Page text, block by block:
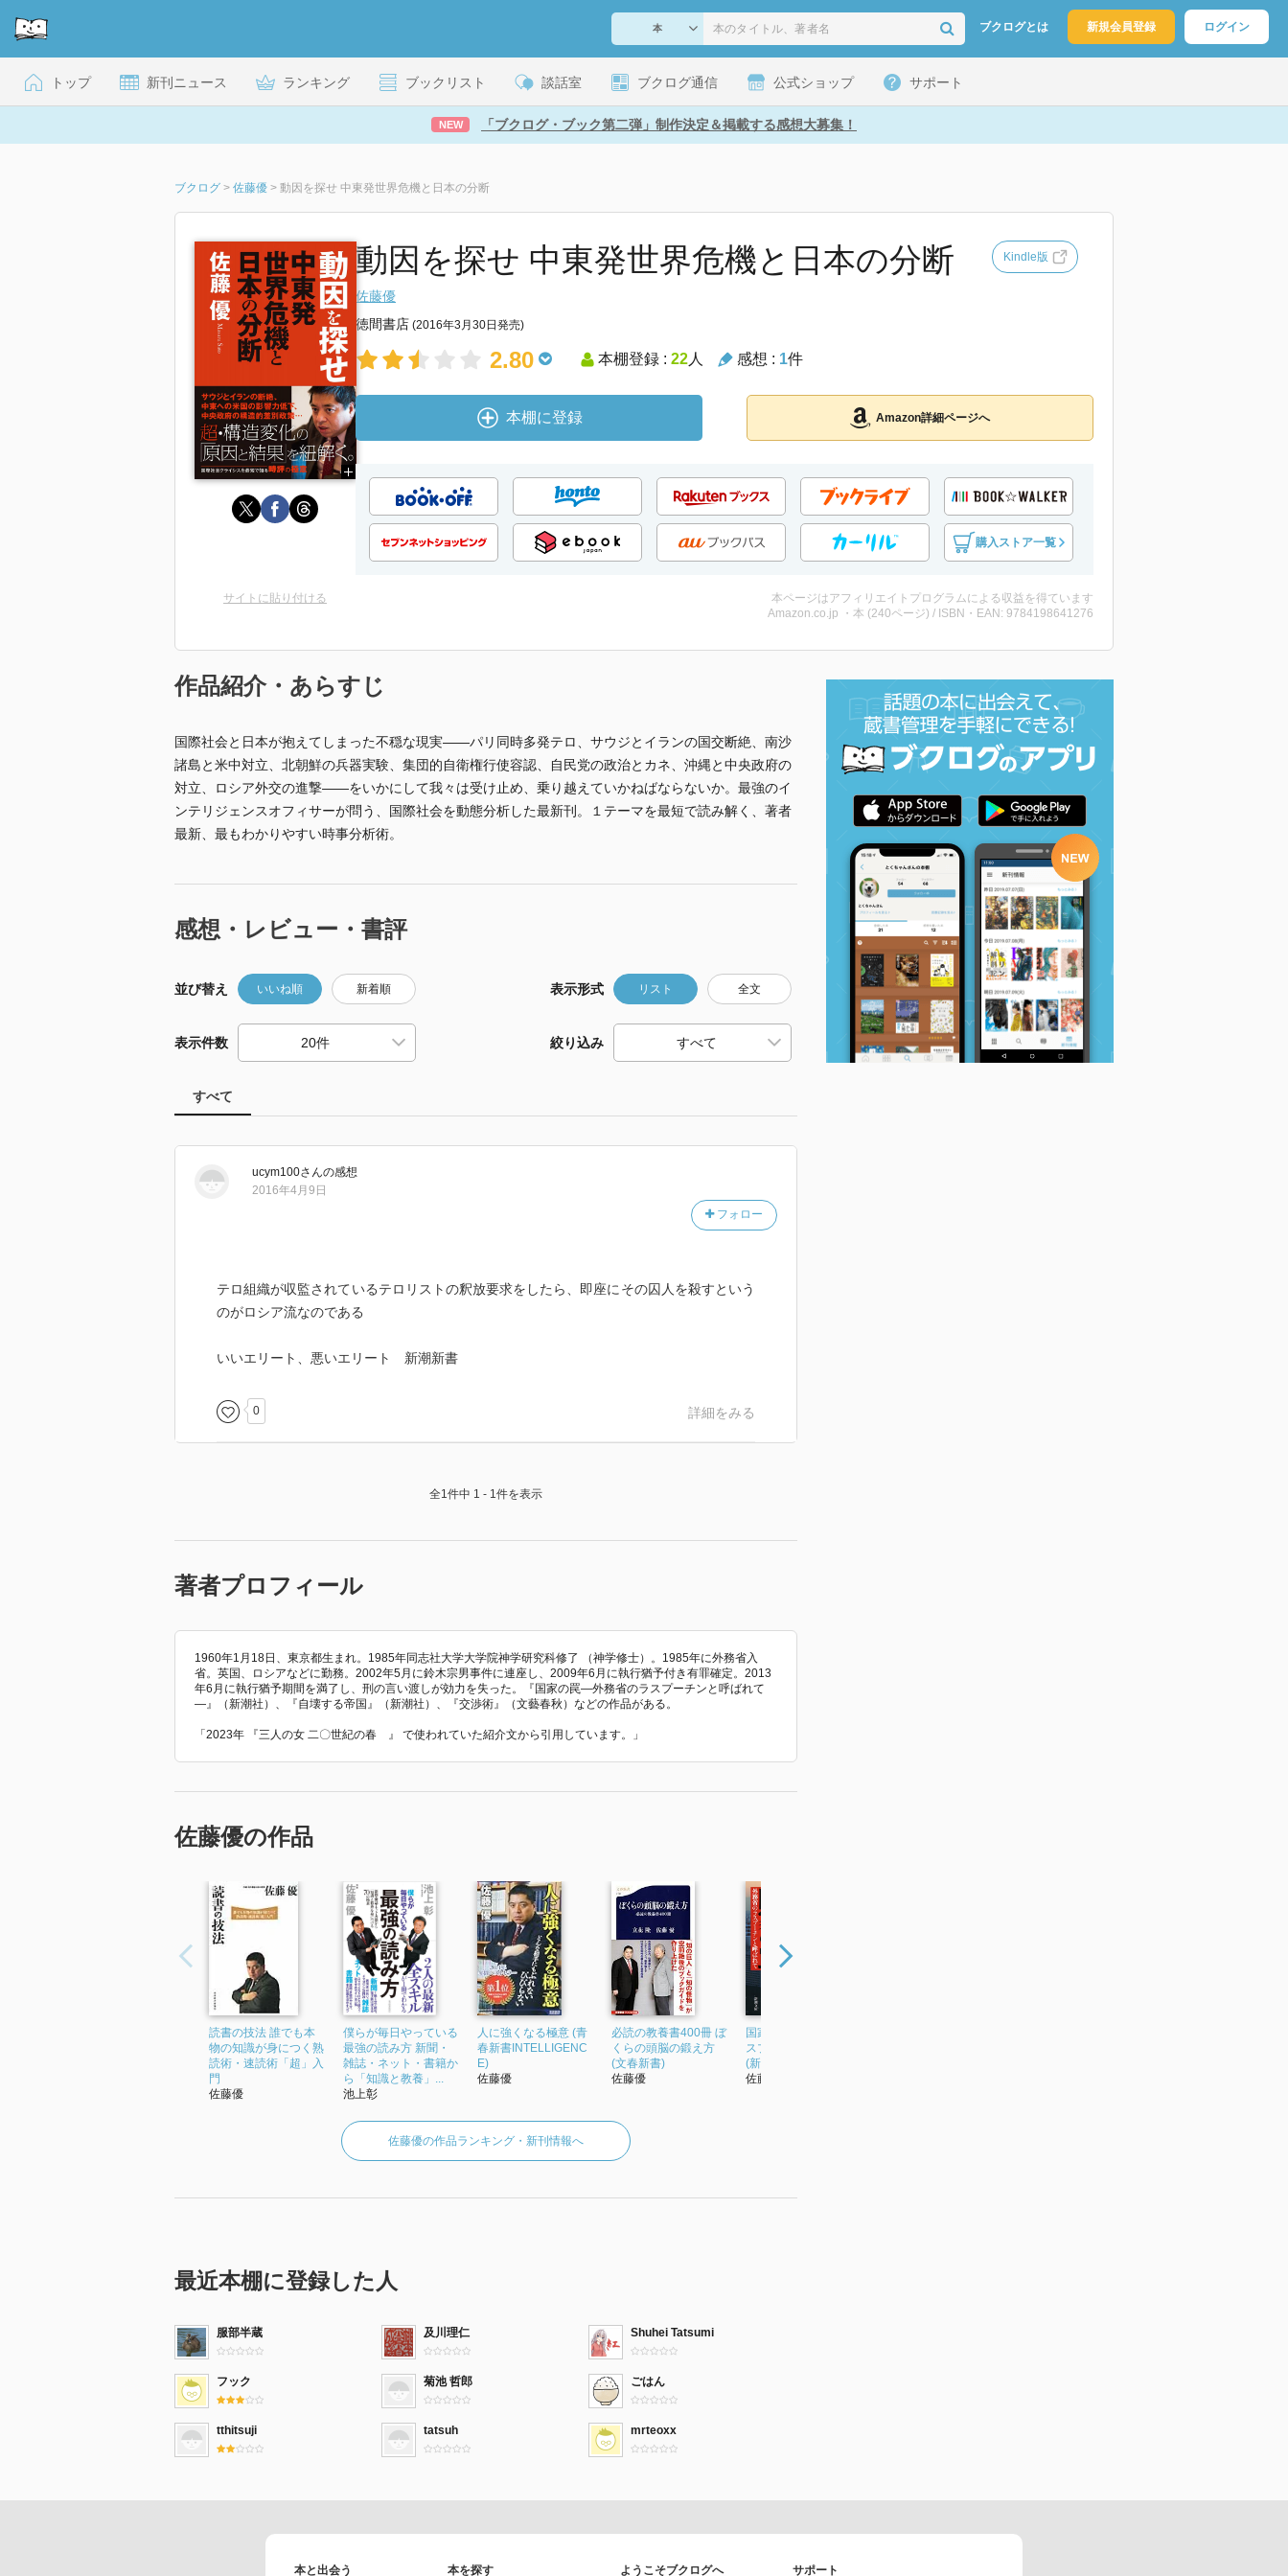
ブクログとは 新規会員登録 ログイン
トップ 新刊ニュース ランキング ブックリスト 談話室 ブクログ通信 公式ショップ サポート
NEW 「ブクログ・ブック第二弾」制作決定＆掲載する感想大募集！
ブクログ > 佐藤優 > 動因を探せ 中東発世界危機と日本の分断
動因を探せ 中東発世界危機と日本の分断 Kindle版
佐藤優
徳間書店 (2016年3月30日発売)
2.80 本棚登録 : 22人 感想 : 1件
本棚に登録 Amazon詳細ページへ
購入ストア一覧
サイトに貼り付ける
本ページはアフィリエイトプログラムによる収益を得ています
Amazon.co.jp ・本 (240ページ) / ISBN・EAN: 9784198641276
作品紹介・あらすじ
国際社会と日本が抱えてしまった不穏な現実――パリ同時多発テロ、サウジとイランの国交断絶、南沙
諸島と米中対立、北朝鮮の兵器実験、集団的自衛権行使容認、自民党の政治とカネ、沖縄と中央政府の
対立、ロシア外交の進撃――をいかにして我々は受け止め、乗り越えていかねばならないか。最強のイ
ンテリジェンスオフィサーが問う、国際社会を動態分析した最新刊。１テーマを最短で読み解く、著者
最新、最もわかりやすい時事分析術。
感想・レビュー・書評
並び替え いいね順 新着順 表示形式 リスト 全文
表示件数 絞り込み
すべて
ucym100さんの感想
フォロー
2016年4月9日
テロ組織が収監されているテロリストの釈放要求をしたら、即座にその囚人を殺すという
のがロシア流なのである
いいエリート、悪いエリート 新潮新書
0 詳細をみる
全1件中 1 - 1件を表示
著者プロフィール
1960年1月18日、東京都生まれ。1985年同志社大学大学院神学研究科修了 （神学修士）。1985年に外務省入
省。英国、ロシアなどに勤務。2002年5月に鈴木宗男事件に連座し、2009年6月に執行猶予付き有罪確定。2013
年6月に執行猶予期間を満了し、刑の言い渡しが効力を失った。『国家の罠―外務省のラスプーチンと呼ばれて
―』（新潮社）、『自壊する帝国』（新潮社）、『交渉術』（文藝春秋）などの作品がある。
「2023年 『三人の女 二〇世紀の春 』 で使われていた紹介文から引用しています。」
佐藤優の作品
読書の技法 誰でも本
物の知識が身につく熟
読術・速読術「超」入
門
佐藤優
僕らが毎日やっている
最強の読み方 新聞・
雑誌・ネット・書籍か
ら「知識と教養」...
池上彰
人に強くなる極意 (青
春新書INTELLIGENC
E)
佐藤優
必読の教養書400冊 ぼ
くらの頭脳の鍛え方
(文春新書)
佐藤優
国家の罠 外務省のラ
スプーチンと呼ばれて
(新潮文庫)
佐藤優
佐藤優の作品ランキング・新刊情報へ
最近本棚に登録した人
服部半蔵 及川理仁 Shuhei Tatsumi
フック 菊池 哲郎 ごはん
tthitsuji tatsuh mrteoxx
本と出会う 本を探す ようこそブクログへ サポート